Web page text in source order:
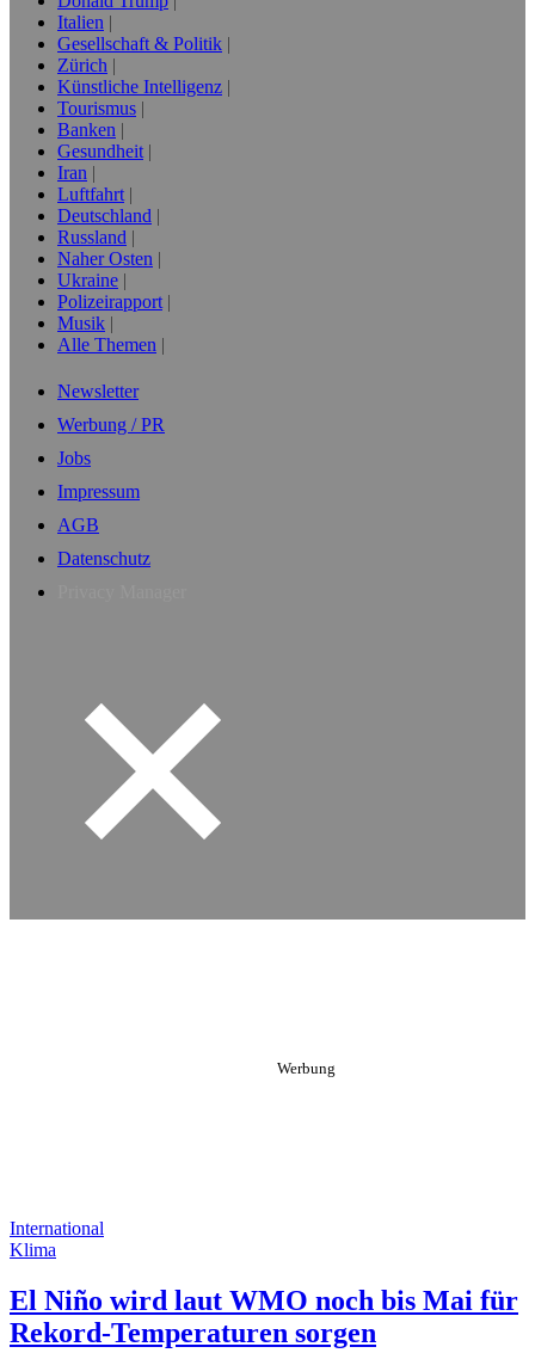
Italien
Gesellschaft & Politik
Zürich
Künstliche Intelligenz
Tourismus
Banken
Gesundheit
Iran
Luftfahrt
Deutschland
Russland
Naher Osten
Ukraine
Polizeirapport
Musik
Alle Themen
Newsletter
Werbung / PR
Jobs
Impressum
AGB
Datenschutz
International
Klima
El Niño wird laut WMO noch bis Mai für
Rekord-Temperaturen sorgen